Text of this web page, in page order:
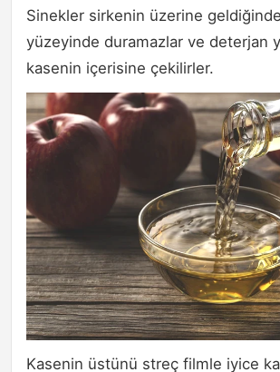
Sinekler sirkenin üzerine geldiğinde
yüzeyinde duramazlar ve deterjan
kasenin içerisine çekilirler.
Kasenin üstünü streç filmle iyice